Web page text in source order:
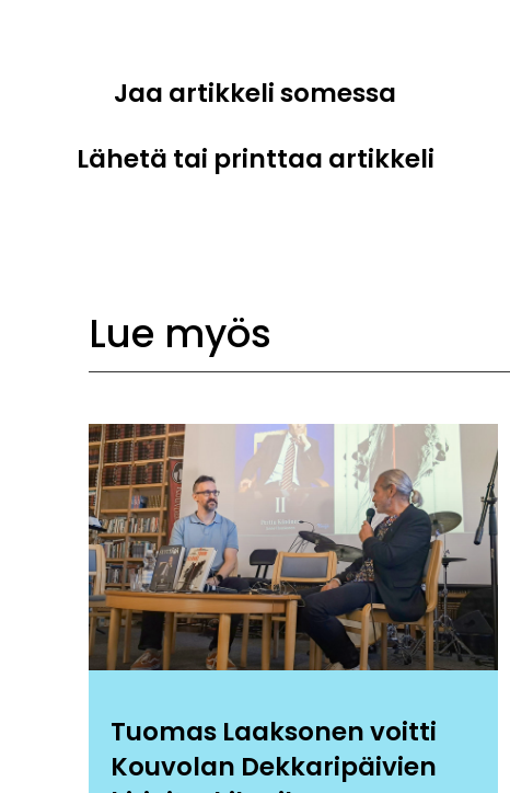
Jaa artikkeli somessa
Lähetä tai printtaa artikkeli
Lue myös
Tuomas Laaksonen voitti
Kouvolan Dekkaripäivien